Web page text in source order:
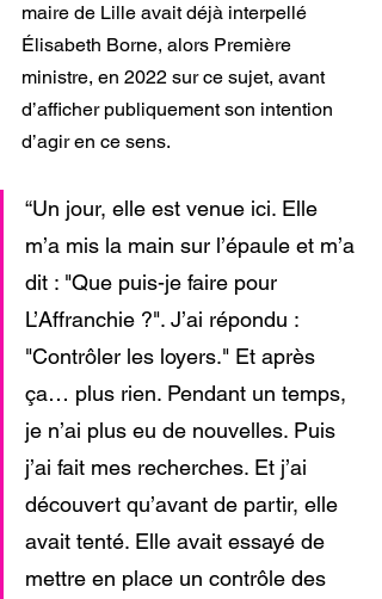
maire de Lille avait déjà interpellé
Élisabeth Borne, alors Première
ministre, en 2022 sur ce sujet, avant
d’afficher publiquement son intention
d’agir en ce sens.
“Un jour, elle est venue ici. Elle
m’a mis la main sur l’épaule et m’a
dit : "Que puis-je faire pour
L’Affranchie ?". J’ai répondu :
"Contrôler les loyers." Et après
ça… plus rien. Pendant un temps,
je n’ai plus eu de nouvelles. Puis
j’ai fait mes recherches. Et j’ai
découvert qu’avant de partir, elle
avait tenté. Elle avait essayé de
mettre en place un contrôle des